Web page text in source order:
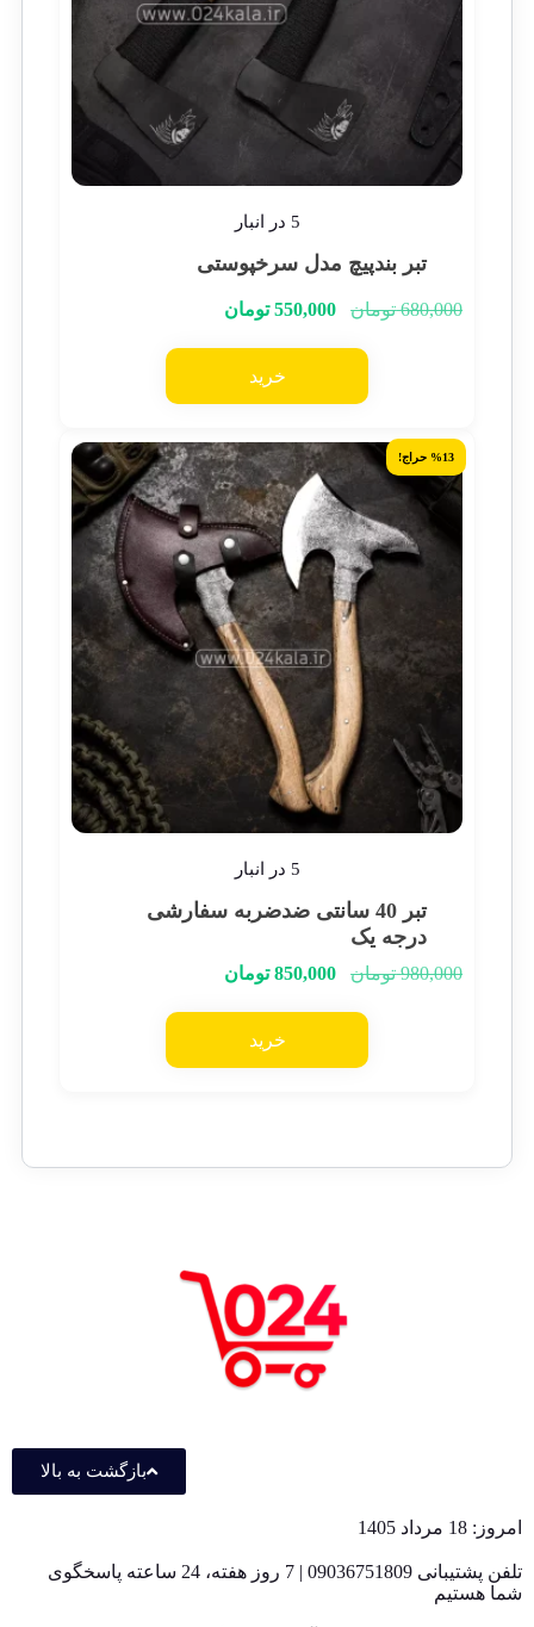
5 در انبار
تبر بندپیچ مدل سرخپوستی
680,000 تومان 550,000 تومان
خرید
%13 حراج!
5 در انبار
تبر 40 سانتی ضدضربه سفارشی
درجه یک
980,000 تومان 850,000 تومان
خرید
بازگشت به بالا
امروز: 18 مرداد 1405
تلفن پشتیبانی 09036751809 | 7 روز هفته، 24 ساعته پاسخگوی
شما هستیم